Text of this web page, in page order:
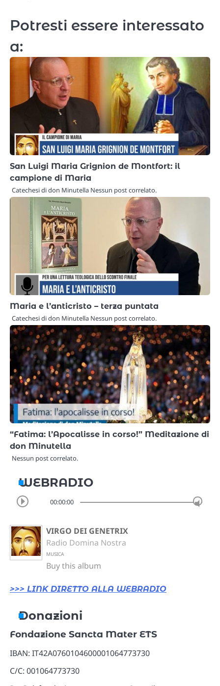
Potresti essere interessato
a:
San Luigi Maria Grignion de Montfort: il
campione di Maria
Catechesi di don Minutella Nessun post correlato.
Maria e l’anticristo – terza puntata
Catechesi di don Minutella Nessun post correlato.
“Fatima: l’Apocalisse in corso!” Meditazione di
don Minutella
Nessun post correlato.
WEBRADIO
00:00:00
VIRGO DEI GENETRIX
Radio Domina Nostra
MUSICA
Buy this album
>>> LINK DIRETTO ALLA WEBRADIO
Donazioni
Fondazione Sancta Mater ETS
IBAN: IT42A0760104600001064773730
C/C: 001064773730